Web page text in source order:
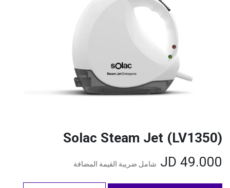
Solac Steam Jet (LV1350)
49.000
شامل ضريبة القيمة المضافة